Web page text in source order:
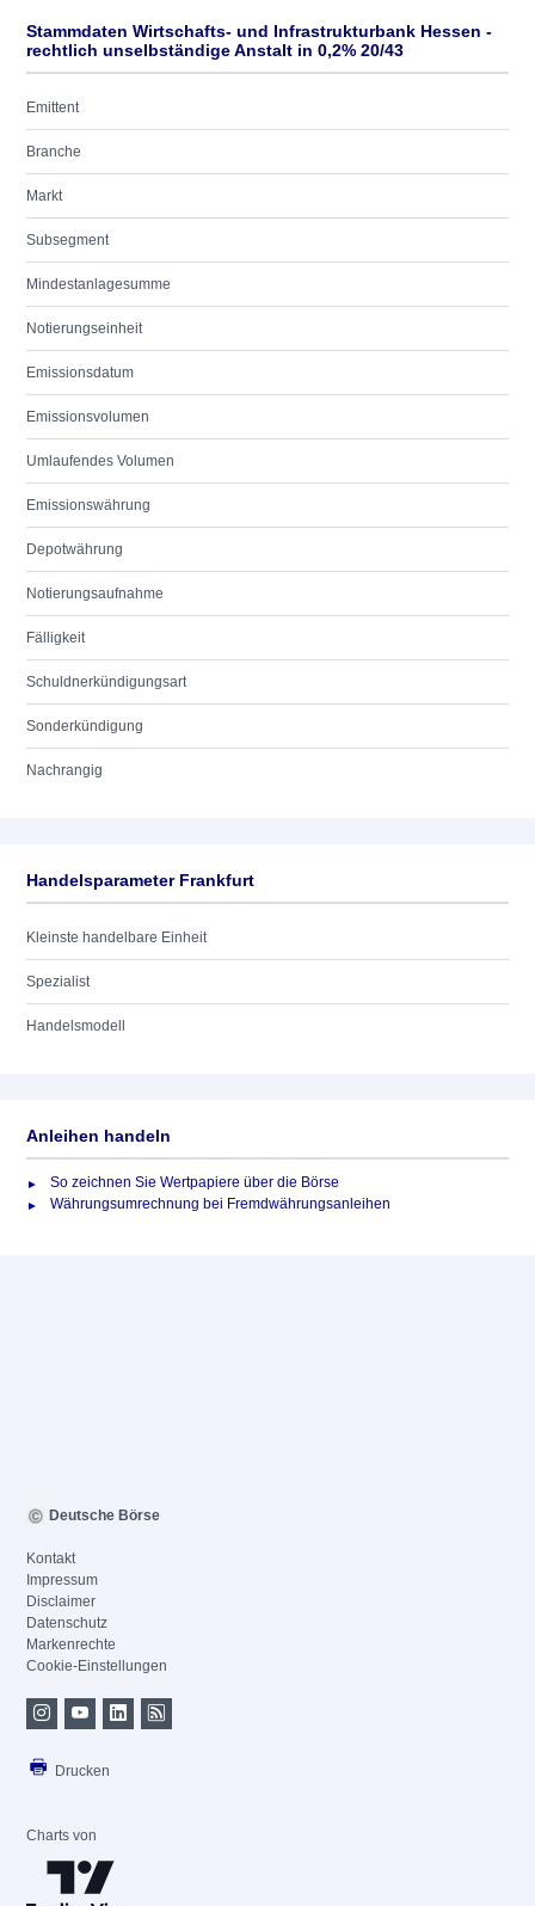
Stammdaten Wirtschafts- und Infrastrukturbank Hessen -
rechtlich unselbständige Anstalt in 0,2% 20/43
Emittent
Branche
Markt
Subsegment
Mindestanlagesumme
Notierungseinheit
Emissionsdatum
Emissionsvolumen
Umlaufendes Volumen
Emissionswährung
Depotwährung
Notierungsaufnahme
Fälligkeit
Schuldnerkündigungsart
Sonderkündigung
Nachrangig
Handelsparameter Frankfurt
Kleinste handelbare Einheit
Spezialist
Handelsmodell
Anleihen handeln
So zeichnen Sie Wertpapiere über die Börse
Währungsumrechnung bei Fremdwährungsanleihen
Deutsche Börse
Kontakt
Impressum
Disclaimer
Datenschutz
Markenrechte
Cookie-Einstellungen
Drucken
Charts von